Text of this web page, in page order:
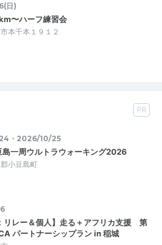
日)
〜ハーフ練習会
本千本１９１２
PR
・2026/10/25
島一周ウルトラウォーキング2026
小豆島町
リレー＆個人】走る＋アフリカ支援 第
パートナーシップラン in 稲城